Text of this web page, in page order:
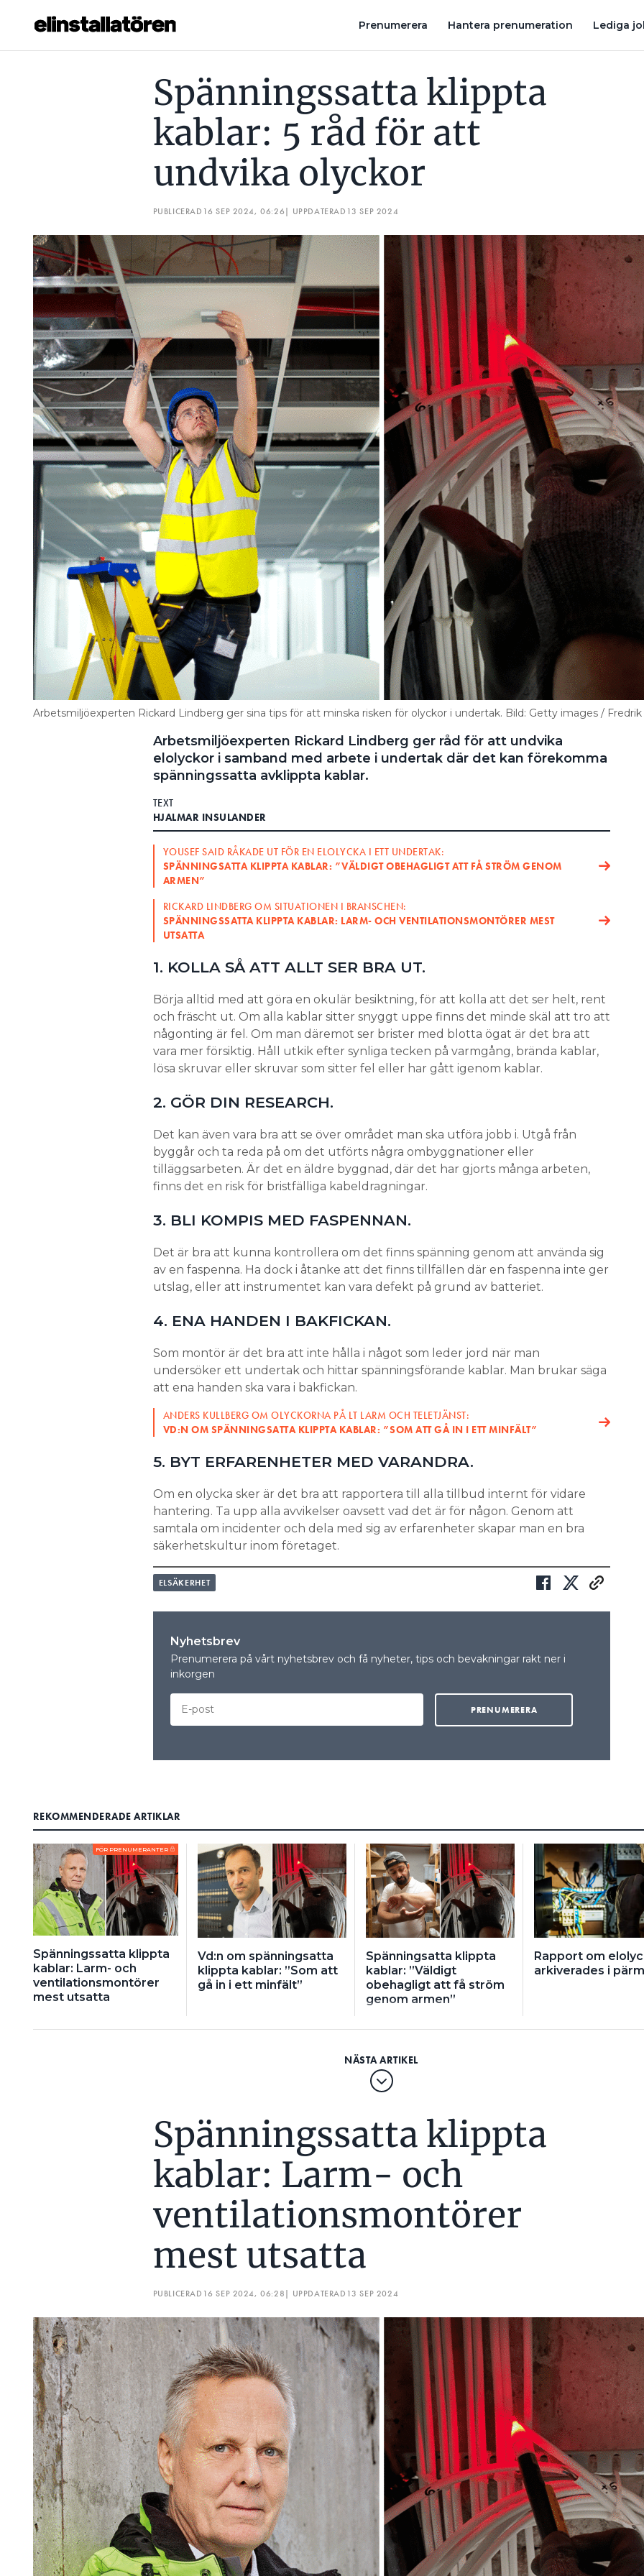
Prenumerera Hantera prenumeration Lediga
Hantera prenumeration
Läs E-tidningen
Om tidningen
Kontakt
Personuppgifter
Search for:
SEARCH
Spänningssatta klippta
kablar: 5 råd för att
undvika olyckor
PUBLICERAD 16 SEP 2024, 06:26| UPPDATERAD 13 SEP 2024
Arbetsmiljöexperten Rickard Lindberg ger sina tips för att minska risken för olyckor i undertak. Bild: Getty images /
Arbetsmiljöexperten Rickard Lindberg ger råd för att undvika
elolyckor i samband med arbete i undertak där det kan förekomma
spänningssatta avklippta kablar.
TEXT
HJALMAR INSULANDER
YOUSEF SAID RÅKADE UT FÖR EN ELOLYCKA I ETT UNDERTAK:
SPÄNNINGSATTA KLIPPTA KABLAR: ”VÄLDIGT OBEHAGLIGT ATT FÅ STRÖM GENOM
ARMEN”
RICKARD LINDBERG OM SITUATIONEN I BRANSCHEN:
SPÄNNINGSSATTA KLIPPTA KABLAR: LARM- OCH VENTILATIONSMONTÖRER MEST
UTSATTA
1. KOLLA SÅ ATT ALLT SER BRA UT.
Börja alltid med att göra en okulär besiktning, för att kolla att det ser helt, rent
och fräscht ut. Om alla kablar sitter snyggt uppe finns det minde skäl att tro att
någonting är fel. Om man däremot ser brister med blotta ögat är det bra att
vara mer försiktig. Håll utkik efter synliga tecken på varmgång, brända kablar,
lösa skruvar eller skruvar som sitter fel eller har gått igenom kablar.
2. GÖR DIN RESEARCH.
Det kan även vara bra att se över området man ska utföra jobb i. Utgå från
byggår och ta reda på om det utförts några ombyggnationer eller
tilläggsarbeten. Är det en äldre byggnad, där det har gjorts många arbeten,
finns det en risk för bristfälliga kabeldragningar.
3. BLI KOMPIS MED FASPENNAN.
Det är bra att kunna kontrollera om det finns spänning genom att använda sig
av en faspenna. Ha dock i åtanke att det finns tillfällen där en faspenna inte ger
utslag, eller att instrumentet kan vara defekt på grund av batteriet.
4. ENA HANDEN I BAKFICKAN.
Som montör är det bra att inte hålla i något som leder jord när man
undersöker ett undertak och hittar spänningsförande kablar. Man brukar säga
att ena handen ska vara i bakfickan.
ANDERS KULLBERG OM OLYCKORNA PÅ LT LARM OCH TELETJÄNST:
VD:N OM SPÄNNINGSATTA KLIPPTA KABLAR: ”SOM ATT GÅ IN I ETT MINFÄLT”
5. BYT ERFARENHETER MED VARANDRA.
Om en olycka sker är det bra att rapportera till alla tillbud internt för vidare
hantering. Ta upp alla avvikelser oavsett vad det är för någon. Genom att
samtala om incidenter och dela med sig av erfarenheter skapar man en bra
säkerhetskultur inom företaget.
ELSÄKERHET
Nyhetsbrev
Prenumerera på vårt nyhetsbrev och få nyheter, tips och bevakningar rakt ner i
inkorgen
REKOMMENDERADE ARTIKLAR
FÖR PRENUMERANTER
Spänningssatta klippta
kablar: Larm- och
ventilationsmontörer
mest utsatta
Vd:n om spänningsatta
klippta kablar: ”Som att
gå in i ett minfält”
Spänningsatta klippta
kablar: ”Väldigt
obehagligt att få ström
genom armen”
Rapport om
arkiverades i pärm
Spänningssatta klippta
kablar: Larm- och
ventilationsmontörer
mest utsatta
PUBLICERAD 16 SEP 2024, 06:28| UPPDATERAD 13 SEP 2024
SPÄNNINGSSATTA KLIPPTA KABLAR: 5 RÅD FÖR ATT UNDVIKA OLYCKOR SPÄNNINGSSATTA KLIPPTA KABLAR: LARM- OCH